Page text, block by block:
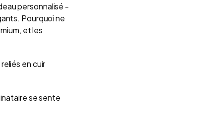
personnalisé -
Pourquoi ne
et les
en cuir
se sente